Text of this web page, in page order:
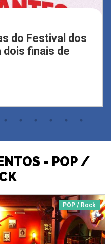
do Festival dos
finais de
- POP /
POP / Rock